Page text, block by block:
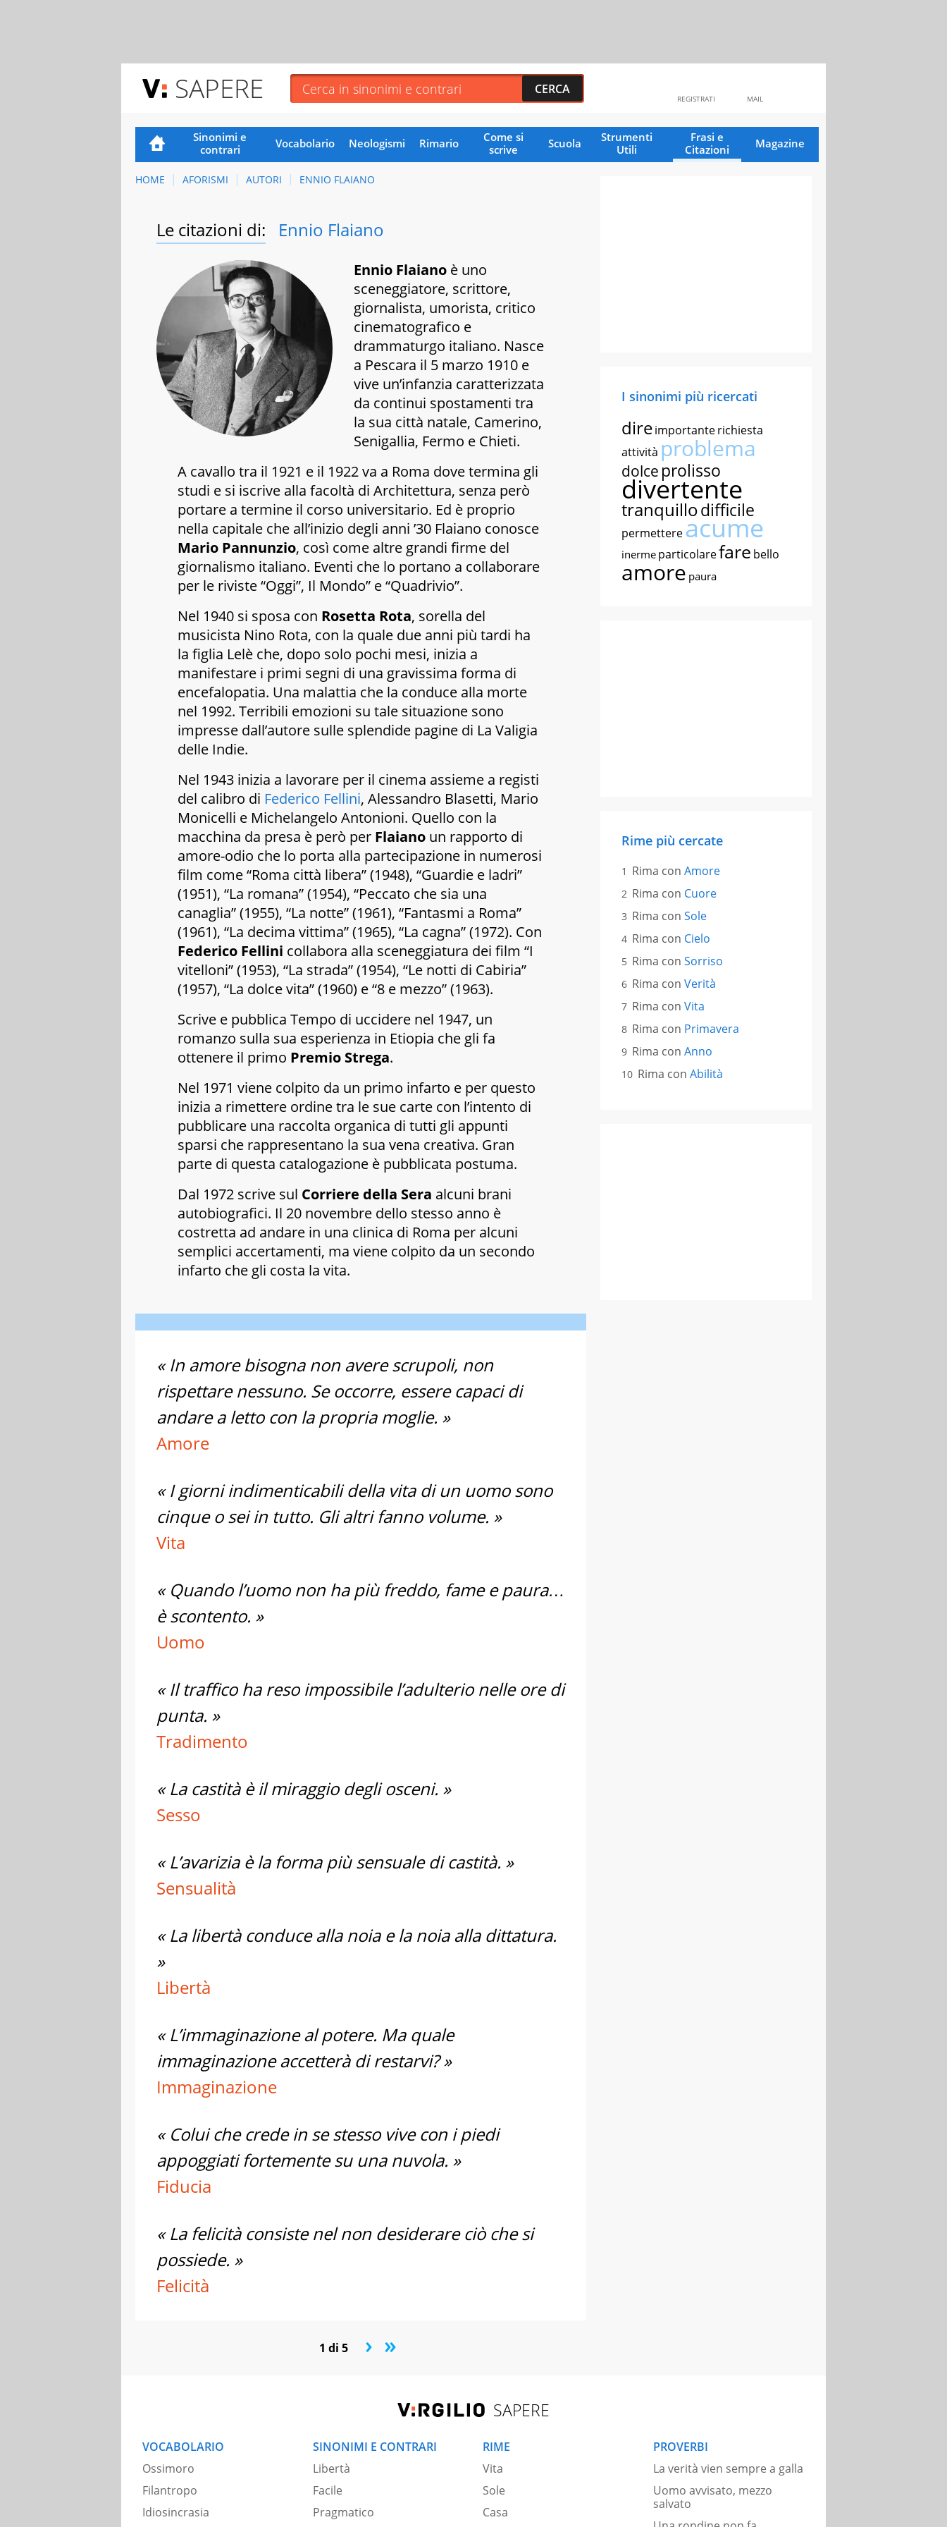
SAPERE MAIL
REGISTRATI
Sinonimi e
contrari
Vocabolario Neologismi Rimario
Come si
scrive
Scuola
Strumenti
Utili
Frasi e
Citazioni
Magazine
HOME AFORISMI AUTORI ENNIO FLAIANO
Le citazioni di: Ennio Flaiano
Ennio Flaiano è uno
sceneggiatore, scrittore,
giornalista, umorista, critico
cinematografico e
drammaturgo italiano. Nasce
a Pescara il 5 marzo 1910 e
vive un’infanzia caratterizzata
da continui spostamenti tra
la sua città natale, Camerino,
Senigallia, Fermo e Chieti.
A cavallo tra il 1921 e il 1922 va a Roma dove termina gli
studi e si iscrive alla facoltà di Architettura, senza però
portare a termine il corso universitario. Ed è proprio
nella capitale che all’inizio degli anni ’30 Flaiano conosce
Mario Pannunzio, così come altre grandi firme del
giornalismo italiano. Eventi che lo portano a collaborare
per le riviste “Oggi”, Il Mondo” e “Quadrivio”.
Nel 1940 si sposa con Rosetta Rota, sorella del
musicista Nino Rota, con la quale due anni più tardi ha
la figlia Lelè che, dopo solo pochi mesi, inizia a
manifestare i primi segni di una gravissima forma di
encefalopatia. Una malattia che la conduce alla morte
nel 1992. Terribili emozioni su tale situazione sono
impresse dall’autore sulle splendide pagine di La Valigia
delle Indie.
Nel 1943 inizia a lavorare per il cinema assieme a registi
del calibro di Federico Fellini, Alessandro Blasetti, Mario
Monicelli e Michelangelo Antonioni. Quello con la
macchina da presa è però per Flaiano un rapporto di
amore-odio che lo porta alla partecipazione in numerosi
film come “Roma città libera” (1948), “Guardie e ladri”
(1951), “La romana” (1954), “Peccato che sia una
canaglia” (1955), “La notte” (1961), “Fantasmi a Roma”
(1961), “La decima vittima” (1965), “La cagna” (1972). Con
Federico Fellini collabora alla sceneggiatura dei film “I
vitelloni” (1953), “La strada” (1954), “Le notti di Cabiria”
(1957), “La dolce vita” (1960) e “8 e mezzo” (1963).
Scrive e pubblica Tempo di uccidere nel 1947, un
romanzo sulla sua esperienza in Etiopia che gli fa
ottenere il primo Premio Strega.
Nel 1971 viene colpito da un primo infarto e per questo
inizia a rimettere ordine tra le sue carte con l’intento di
pubblicare una raccolta organica di tutti gli appunti
sparsi che rappresentano la sua vena creativa. Gran
parte di questa catalogazione è pubblicata postuma.
Dal 1972 scrive sul Corriere della Sera alcuni brani
autobiografici. Il 20 novembre dello stesso anno è
costretta ad andare in una clinica di Roma per alcuni
semplici accertamenti, ma viene colpito da un secondo
infarto che gli costa la vita.
« In amore bisogna non avere scrupoli, non
rispettare nessuno. Se occorre, essere capaci di
andare a letto con la propria moglie. »
Amore
« I giorni indimenticabili della vita di un uomo sono
cinque o sei in tutto. Gli altri fanno volume. »
Vita
« Quando l’uomo non ha più freddo, fame e paura…
è scontento. »
Uomo
« Il traffico ha reso impossibile l’adulterio nelle ore di
punta. »
Tradimento
« La castità è il miraggio degli osceni. »
Sesso
« L’avarizia è la forma più sensuale di castità. »
Sensualità
« La libertà conduce alla noia e la noia alla dittatura.
»
Libertà
« L’immaginazione al potere. Ma quale
immaginazione accetterà di restarvi? »
Immaginazione
« Colui che crede in se stesso vive con i piedi
appoggiati fortemente su una nuvola. »
Fiducia
« La felicità consiste nel non desiderare ciò che si
possiede. »
Felicità
1 di 5 › »
I sinonimi più ricercati
direimportanterichiesta
attività problema
dolce prolisso
divertente
tranquillodifficile
permettereacume
inerme particolarefare bello
amore paura
Rime più cercate
Rima con Amore
Rima con Cuore
Rima con Sole
Rima con Cielo
Rima con Sorriso
Rima con Verità
Rima con Vita
Rima con Primavera
Rima con Anno
Rima con Abilità
SAPERE
VOCABOLARIO
Ossimoro
Filantropo
Idiosincrasia
SINONIMI E CONTRARI
Libertà
Facile
Pragmatico
RIME
Vita
Sole
Casa
PROVERBI
La verità vien sempre a galla
Uomo avvisato, mezzo
salvato